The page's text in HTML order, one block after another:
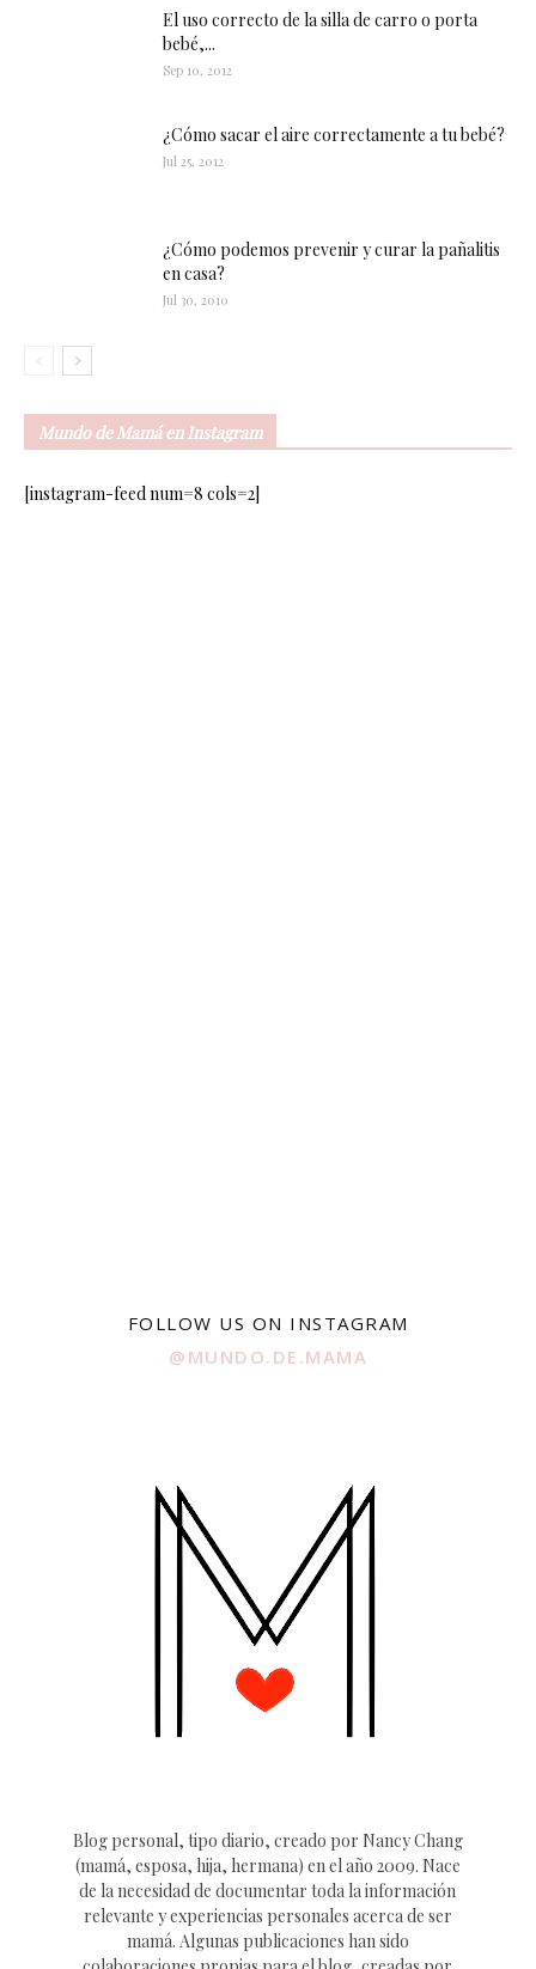
El uso correcto de la silla de carro o porta
bebé,...
Sep 10, 2012
¿Cómo sacar el aire correctamente a tu bebé?
Jul 25, 2012
¿Cómo podemos prevenir y curar la pañalitis
en casa?
Jul 30, 2010
Mundo de Mamá en Instagram
[instagram-feed num=8 cols=2]
FOLLOW US ON INSTAGRAM
@MUNDO.DE.MAMA
Blog personal, tipo diario, creado por Nancy Chang
(mamá, esposa, hija, hermana) en el año 2009. Nace
de la necesidad de documentar toda la información
relevante y experiencias personales acerca de ser
mamá. Algunas publicaciones han sido